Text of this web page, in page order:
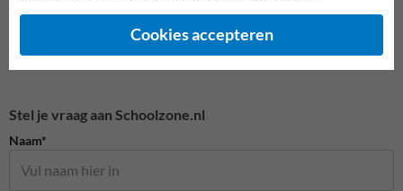
Stel je vraag aan Schoolzone.nl
Naam*
Cookies accepteren